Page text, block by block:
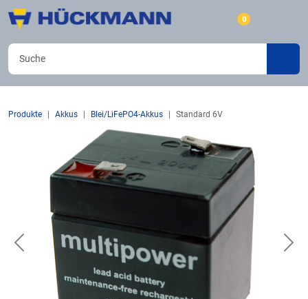
0
Produkte Akkus Blei/LiFePO4-Akkus Standard 6V
Previous